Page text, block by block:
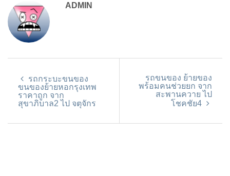
ADMIN
รถกระบะขนของ
ขนของย้ายหอกรุงเทพ
ราคาถูก จาก
สุขาภิบาล2 ไป จตุจักร
รถขนของ ย้ายของ
พร้อมคนช่วยยก จาก
สะพานควาย ไป
โชคชัย4